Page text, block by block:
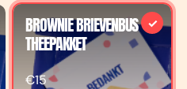
BROWNIE BRIEVENBUS
THEEPAKKET
€15